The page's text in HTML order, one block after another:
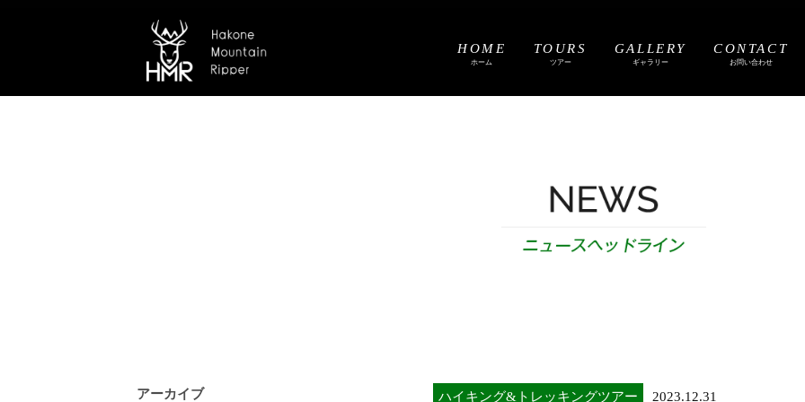
HOME
ホーム
TOURS
ツアー
GALLERY
ギャラリー
CONTACT
お問い合わせ
アーカイブ ハイキング&トレッキングツアー 2023.12.31